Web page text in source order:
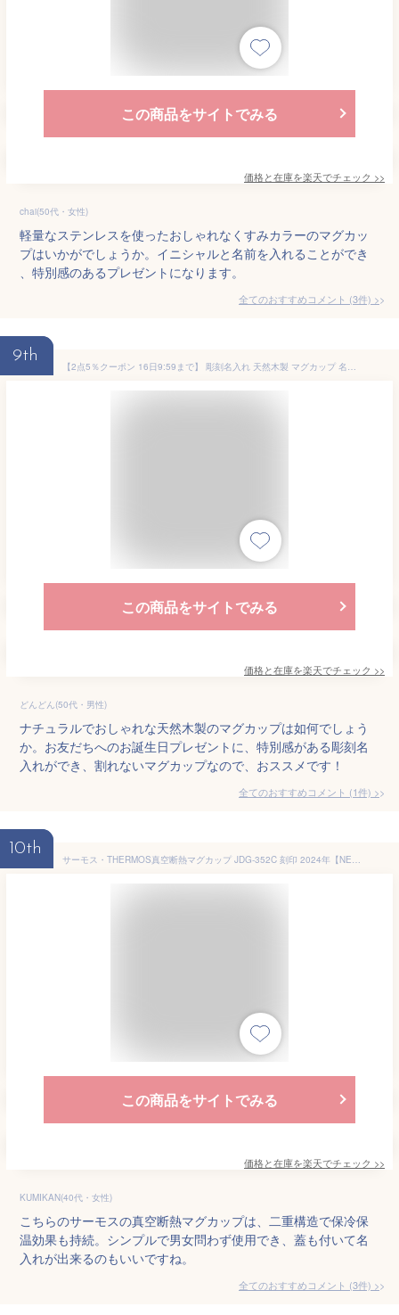
この商品をサイトでみる
価格と在庫を楽天でチェック >>
chai(50代・女性)
軽量なステンレスを使ったおしゃれなくすみカラーのマグカッ
プはいかがでしょうか。イニシャルと名前を入れることができ
、特別感のあるプレゼントになります。
全てのおすすめコメント (3件) >
9th
【2点5％クーポン 16日9:59まで】 彫刻名入れ 天然木製 マグカップ 名入れ 単品 木製 カフェ シンプル コーヒーカップ コップ 軽い 軽量 ギフト プレゼント 贈り物 父の日 母の日 敬老の日 和モダン 割れない 漆塗り 名入れ無料 送料無料
この商品をサイトでみる
価格と在庫を楽天でチェック >>
どんどん(50代・男性)
ナチュラルでおしゃれな天然木製のマグカップは如何でしょう
か。お友だちへのお誕生日プレゼントに、特別感がある彫刻名
入れができ、割れないマグカップなので、おススメです！
全てのおすすめコメント (1件) >
10th
サーモス・THERMOS真空断熱マグカップ JDG-352C 刻印 2024年【NEWマーク】 名入れ無料 （保冷保温 二重構造 名入れタンブラー 名入れグラス 名入れカップ オリジナル プレゼント ギフト） 父の日 おすすめ 即日可 60代プレゼント 50代 40代 30代
この商品をサイトでみる
価格と在庫を楽天でチェック >>
KUMIKAN(40代・女性)
こちらのサーモスの真空断熱マグカップは、二重構造で保冷保
温効果も持続。シンプルで男女問わず使用でき、蓋も付いて名
入れが出来るのもいいですね。
全てのおすすめコメント (3件) >